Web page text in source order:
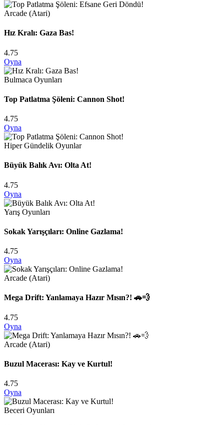
Arcade (Atari)
Hız Kralı: Gaza Bas!
4.75
Oyna
Bulmaca Oyunları
Top Patlatma Şöleni: Cannon Shot!
4.75
Oyna
Hiper Gündelik Oyunlar
Büyük Balık Avı: Olta At!
4.75
Oyna
Yarış Oyunları
Sokak Yarışçıları: Online Gazlama!
4.75
Oyna
Arcade (Atari)
Mega Drift: Yanlamaya Hazır Mısın?! 🚗💨
4.75
Oyna
Arcade (Atari)
Buzul Macerası: Kay ve Kurtul!
4.75
Oyna
Beceri Oyunları